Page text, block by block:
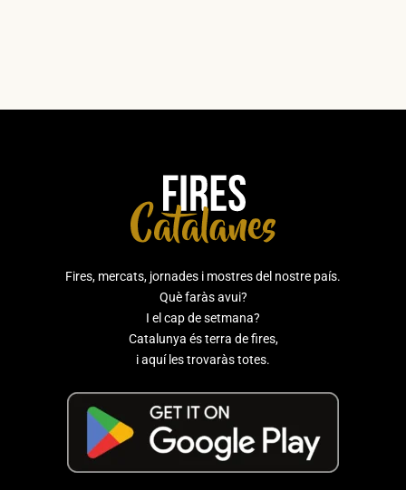
Fires, mercats, jornades i mostres del nostre país.
Què faràs avui?
I el cap de setmana?
Catalunya és terra de fires,
i aquí les trovaràs totes.